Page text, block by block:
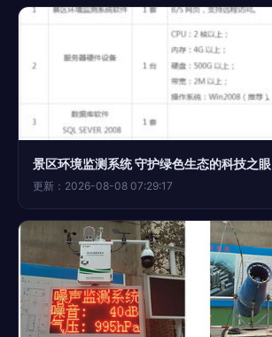
景区环境监测系统 守护绿色生态的科技之眼
更新：2026-08-08 07:29:17